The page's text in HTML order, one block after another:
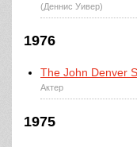
(Деннис Уивер)
1976
The John Denver
Актер
1975